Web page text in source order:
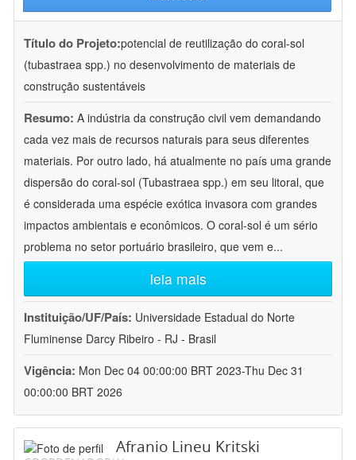
Título do Projeto:potencial de reutilização do coral-sol
(tubastraea spp.) no desenvolvimento de materiais de
construção sustentáveis
Resumo: A indústria da construção civil vem demandando
cada vez mais de recursos naturais para seus diferentes
materiais. Por outro lado, há atualmente no país uma grande
dispersão do coral-sol (Tubastraea spp.) em seu litoral, que
é considerada uma espécie exótica invasora com grandes
impactos ambientais e econômicos. O coral-sol é um sério
problema no setor portuário brasileiro, que vem e...
leia mais
Instituição/UF/País: Universidade Estadual do Norte
Fluminense Darcy Ribeiro - RJ - Brasil
Vigência: Mon Dec 04 00:00:00 BRT 2023-Thu Dec 31
00:00:00 BRT 2026
Afranio Lineu Kritski